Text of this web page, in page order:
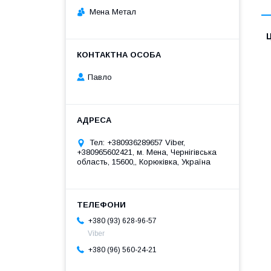
Мена Метал
Павло
Тел: +380936289657 Viber,
+380965602421, м. Мена, Чернігівська
область, 15600,, Корюківка, Україна
+380 (93) 628-96-57
Viber
+380 (96) 560-24-21